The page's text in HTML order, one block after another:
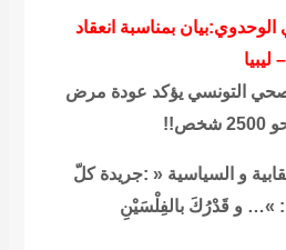
بمناسبة انعقاد
التونسي يؤكد عودة مرض
و السياسية « :جريدة كلّ
: »… و قَدْرُكَ بالفِلْسَيْنِ